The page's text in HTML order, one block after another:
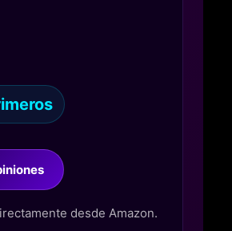
desde Amazon.